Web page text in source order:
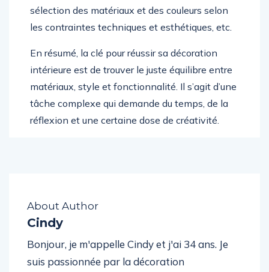
sélection des matériaux et des couleurs selon
les contraintes techniques et esthétiques, etc.
En résumé, la clé pour réussir sa décoration
intérieure est de trouver le juste équilibre entre
matériaux, style et fonctionnalité. Il s’agit d’une
tâche complexe qui demande du temps, de la
réflexion et une certaine dose de créativité.
About Author
Cindy
Bonjour, je m'appelle Cindy et j'ai 34 ans. Je
suis passionnée par la décoration